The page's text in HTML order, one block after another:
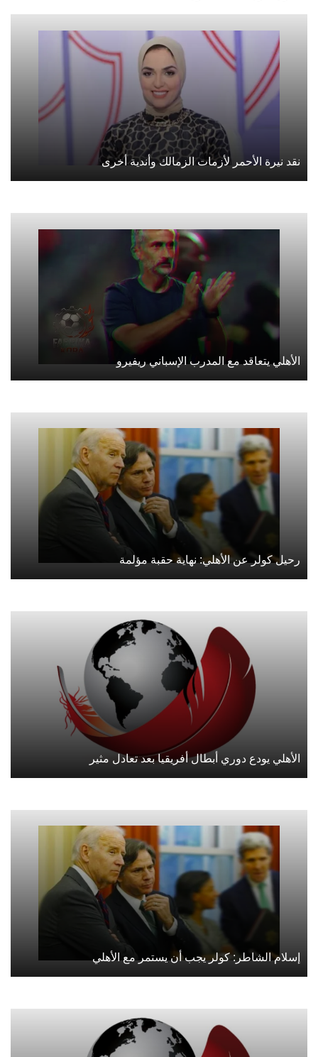
نقد نيرة الأحمر لأزمات الزمالك وأندية أخرى
الأهلي يتعاقد مع المدرب الإسباني ريفيرو
رحيل كولر عن الأهلي: نهاية حقبة مؤلمة
الأهلي يودع دوري أبطال أفريقيا بعد تعادل مثير
إسلام الشاطر: كولر يجب أن يستمر مع الأهلي